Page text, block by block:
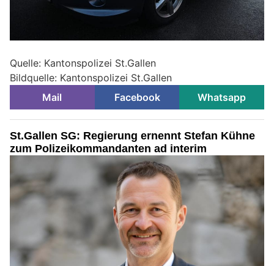
Quelle: Kantonspolizei St.Gallen
Bildquelle: Kantonspolizei St.Gallen
Mail
Facebook Whatsapp
St.Gallen SG: Regierung ernennt Stefan Kühne
zum Polizeikommandanten ad interim